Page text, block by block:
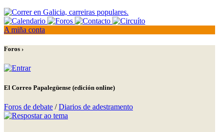
A miña conta
Foros ›
El Correo Papalegüense (edición online)
Foros de debate /Diarios de adestramento